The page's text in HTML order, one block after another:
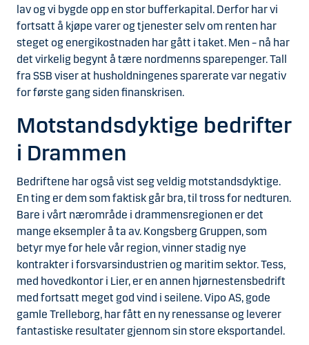
lav og vi bygde opp en stor bufferkapital. Derfor har vi
fortsatt å kjøpe varer og tjenester selv om renten har
steget og energikostnaden har gått i taket. Men – nå har
det virkelig begynt å tære nordmenns sparepenger. Tall
fra SSB viser at husholdningenes sparerate var negativ
for første gang siden finanskrisen.
Motstandsdyktige bedrifter
i Drammen
Bedriftene har også vist seg veldig motstandsdyktige.
En ting er dem som faktisk går bra, til tross for nedturen.
Bare i vårt nærområde i drammensregionen er det
mange eksempler å ta av. Kongsberg Gruppen, som
betyr mye for hele vår region, vinner stadig nye
kontrakter i forsvarsindustrien og maritim sektor. Tess,
med hovedkontor i Lier, er en annen hjørnestensbedrift
med fortsatt meget god vind i seilene. Vipo AS, gode
gamle Trelleborg, har fått en ny renessanse og leverer
fantastiske resultater gjennom sin store eksportandel.